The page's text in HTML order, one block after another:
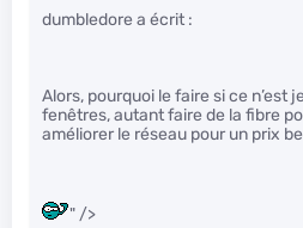
dumbledore a écrit :
Alors, pourquoi le faire si ce n’est
fenêtres, autant faire de la fibre
améliorer le réseau pour un prix
" />